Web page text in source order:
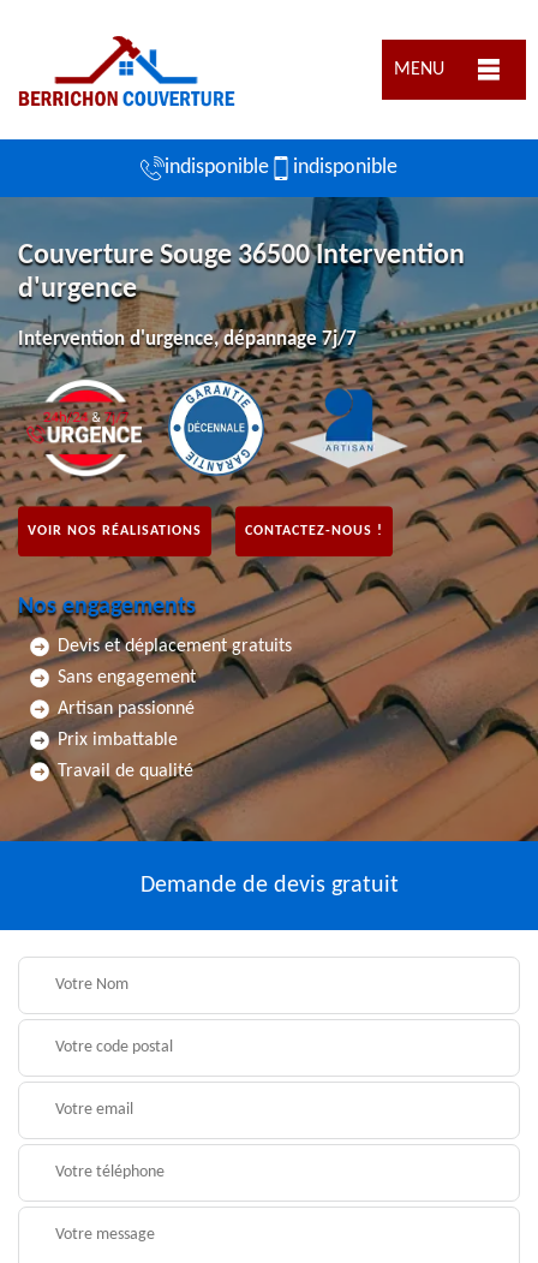
MENU
indisponible indisponible
Couverture Souge 36500 Intervention
d'urgence
Intervention d'urgence, dépannage 7j/7
VOIR NOS RÉALISATIONS CONTACTEZ-NOUS !
Nos engagements
Devis et déplacement gratuits
Sans engagement
Artisan passionné
Prix imbattable
Travail de qualité
Demande de devis gratuit